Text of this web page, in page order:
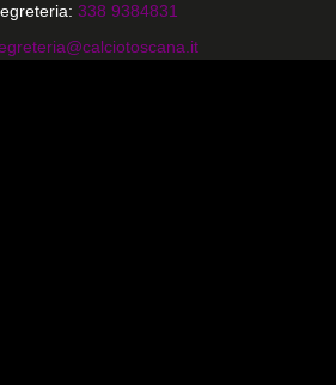
338 9384831